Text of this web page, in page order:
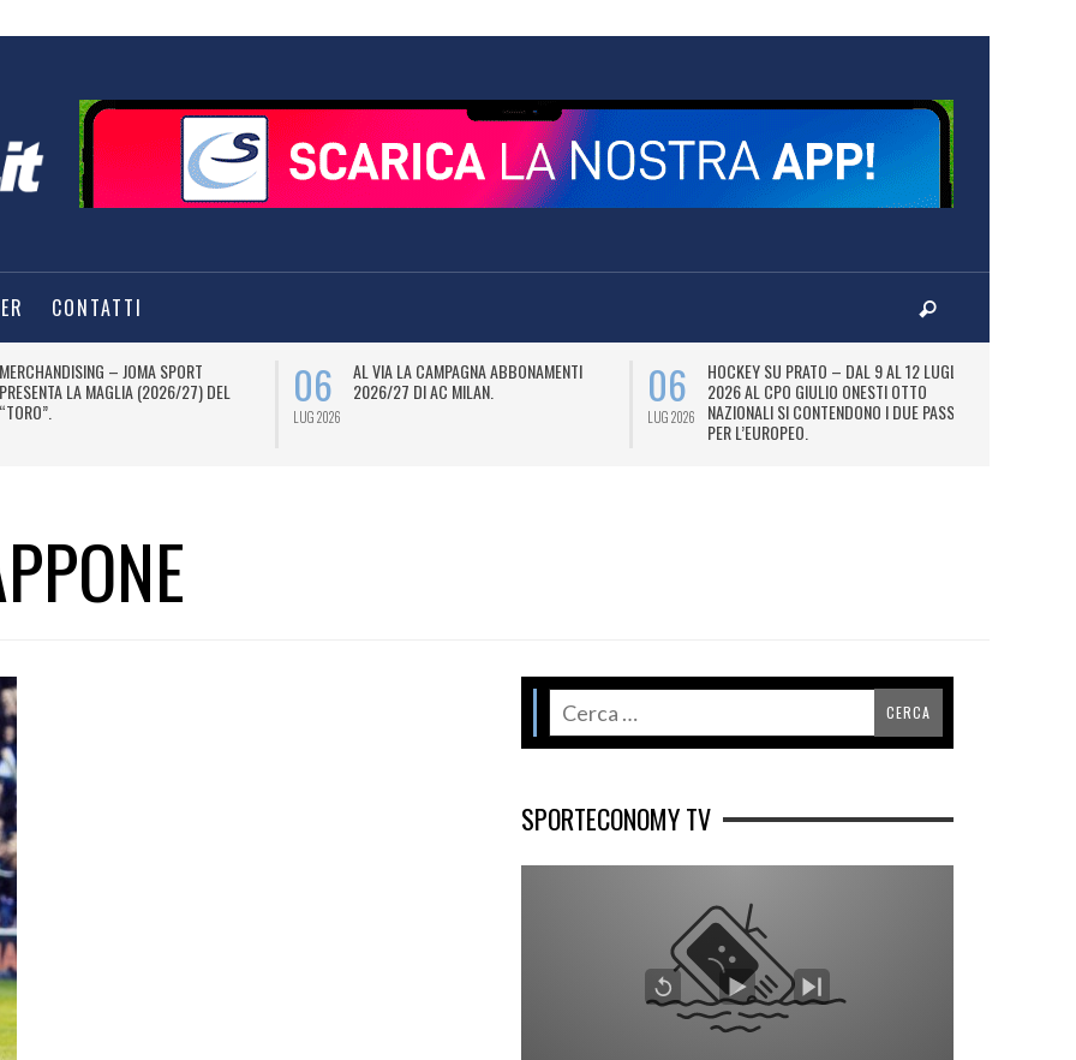
CONTATTI
MERCHANDISING – JOMA SPORT
PRESENTA LA MAGLIA (2026/27) DEL
“TORO”.
06
LUG 2026
AL VIA LA CAMPAGNA ABBONAMENTI
2026/27 DI AC MILAN.
06
LUG 2026
HOCKEY SU PRATO – DAL 9 AL 12 LUGLIO
2026 AL CPO GIULIO ONESTI OTTO
NAZIONALI SI CONTENDONO I DUE PASS
PER L’EUROPEO.
SPORTECONOMY TV